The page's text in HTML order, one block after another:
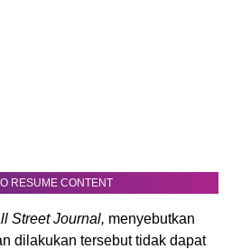
RESUME CONTENT
Street Journal, menyebutkan
dilakukan tersebut tidak dapat